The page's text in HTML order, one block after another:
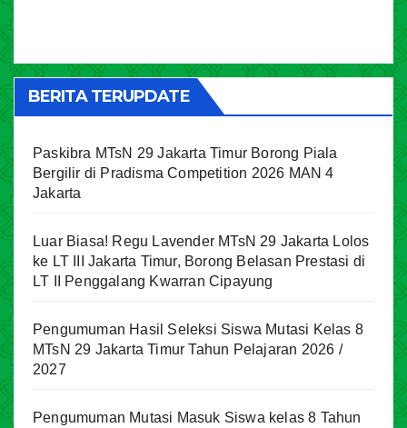
BERITA TERUPDATE
Paskibra MTsN 29 Jakarta Timur Borong Piala
Bergilir di Pradisma Competition 2026 MAN 4
Jakarta
Luar Biasa! Regu Lavender MTsN 29 Jakarta Lolos
ke LT III Jakarta Timur, Borong Belasan Prestasi di
LT II Penggalang Kwarran Cipayung
Pengumuman Hasil Seleksi Siswa Mutasi Kelas 8
MTsN 29 Jakarta Timur Tahun Pelajaran 2026 /
2027
Pengumuman Mutasi Masuk Siswa kelas 8 Tahun